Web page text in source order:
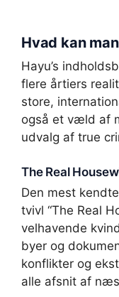
Hvad kan
Hayu’s
flere årtiers
store,
også et væld af
udvalg af true
The Real
Den mest
tvivl “The Real
velhavende
byer og
konflikter og
alle afsnit af